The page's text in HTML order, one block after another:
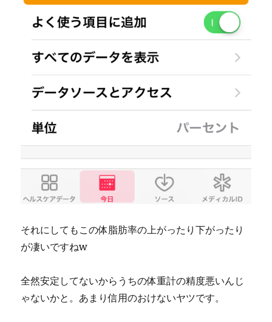
それにしてもこの体脂肪率の上がったり下がったり
が凄いですねw
全然安定してないからうちの体重計の精度悪いんじ
ゃないかと。あまり信用のおけないヤツです。